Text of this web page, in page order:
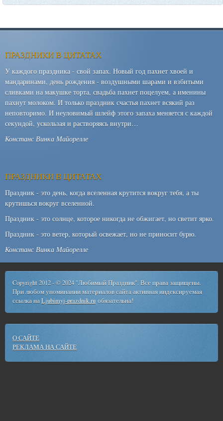
ПРАЗДНИКИ В ЦИТАТАХ
У каждого праздника - свой запах. Новый год пахнет хвоей и
мандаринами, день рождения - воздушными шарами и взбитыми
сливками на макушке торта, свадьба пахнет поцелуем, а именины
пахнут молоком. И только праздник счастья пахнет всякий раз
неповторимо. И неуловимый шлейф этого запаха меняется с каждой
секундой, ускользая и растворяясь внутри…
Констанс Винка Майорелле
ПРАЗДНИКИ В ЦИТАТАХ
Праздник - это день, когда вселенная крутится вокруг тебя, а ты
крутишься вокруг вселенной.
Праздник - это солнце, которое никогда не обжигает, но светит ярко.
Праздник - это ветер, который освежает, но не приносит бурю.
Констанс Винка Майорелле
Copyright 2012 - © 2024 "Любимый Праздник". Все права защищены.
При любом упоминании материалов сайта активная индексируемая
ссылка наLjubimyj-prazdnik.ru обязательна!
О САЙТЕ
РЕКЛАМА НА САЙТЕ